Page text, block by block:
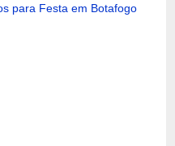
para Festa em Botafogo